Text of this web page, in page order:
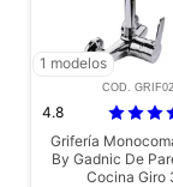
1 modelos
COD.
4.8
Grifería
By Gadnic De
Cocina Giro